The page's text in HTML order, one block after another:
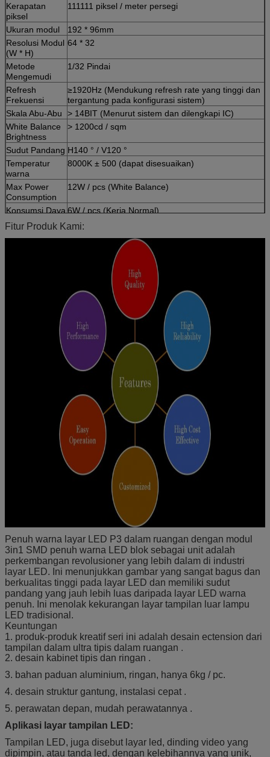
Kerapatan
piksel
111111 piksel / meter persegi
Ukuran modul
192 * 96mm
Resolusi Modul
(W * H)
64 * 32
Metode
Mengemudi
1/32 Pindai
Refresh
Frekuensi
≥1920Hz (Mendukung refresh rate yang tinggi dan
tergantung pada konfigurasi sistem)
Skala Abu-Abu
> 14BIT (Menurut sistem dan dilengkapi IC)
White Balance
Brightness
> 1200cd / sqm
Sudut Pandang H140 ° / V120 °
Temperatur
warna
8000K ± 500 (dapat disesuaikan)
Max Power
Consumption
12W / pcs (White Balance)
Konsumsi Daya
Rta
6W / pcs (Kerja Normal)
10% —90% RH
malfungsi (Rta.)
> 5000 jam
Fitur Produk Kami:
Penuh warna layar LED P3 dalam ruangan dengan modul
3in1 SMD penuh warna LED blok sebagai unit adalah
perkembangan revolusioner yang lebih dalam di industri
layar LED. Ini menunjukkan gambar yang sangat bagus dan
berkualitas tinggi pada layar LED dan memiliki sudut
pandang yang jauh lebih luas daripada layar LED warna
penuh. Ini menolak kekurangan layar tampilan luar lampu
LED tradisional.
Keuntungan
1. produk-produk kreatif seri ini adalah desain ectension dari
tampilan dalam ultra tipis dalam ruangan .
2. desain kabinet tipis dan ringan .
3. bahan paduan aluminium, ringan, hanya 6kg / pc.
4. desain struktur gantung, instalasi cepat .
5. perawatan depan, mudah perawatannya .
Aplikasi layar tampilan LED:
Tampilan LED, juga disebut layar led, dinding video yang
dipimpin, atau tanda led, dengan kelebihannya yang unik,